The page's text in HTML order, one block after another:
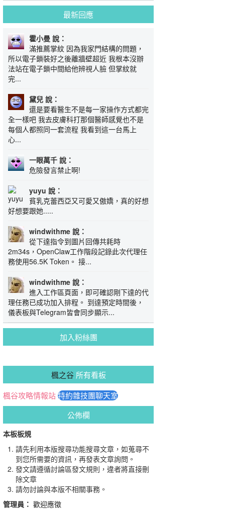
最新回應
霍小曼 說：
滿推薦掌紋 因為我家門結構的問題，
所以電子鎖裝好之後離牆壁超近 我根本沒辦
法站在電子鎖中間給他辨視人臉 但掌紋就
完...
黛兒 說：
還是要看醫生不是每一家操作方式都完
全一樣吧 我去皮膚科打那個醫師感覺也不是
每個人都照同一套流程 我看到這一台馬上
心...
一眼萬千 說：
危險發言禁止啊!
yuyu 說：
貧乳克蕾西亞又可愛又傲嬌，真的好想
好想要跟她.....
windwithme 說：
從下達指令到圖片回傳共耗時
2m34s，OpenClaw工作階段記錄此次代理任
務使用56.5K Token。 接...
windwithme 說：
進入工作區頁面，即可確認剛下達的代
理任務已成功加入排程。 到達預定時間後，
儀表板與Telegram皆會同步顯示...
加入粉絲團
楓之谷 所有看板
楓谷攻略情報站特約雜技團聊天室
公佈欄
本板板規
請先利用本版搜尋功能搜尋文章，如蒐尋不
到您所需要的資訊，再發表文章詢問。
發文請遵循討論區發文規則，違者將直接刪
除文章
請勿討論與本版不相關事務。
管理員： 歡迎應徵